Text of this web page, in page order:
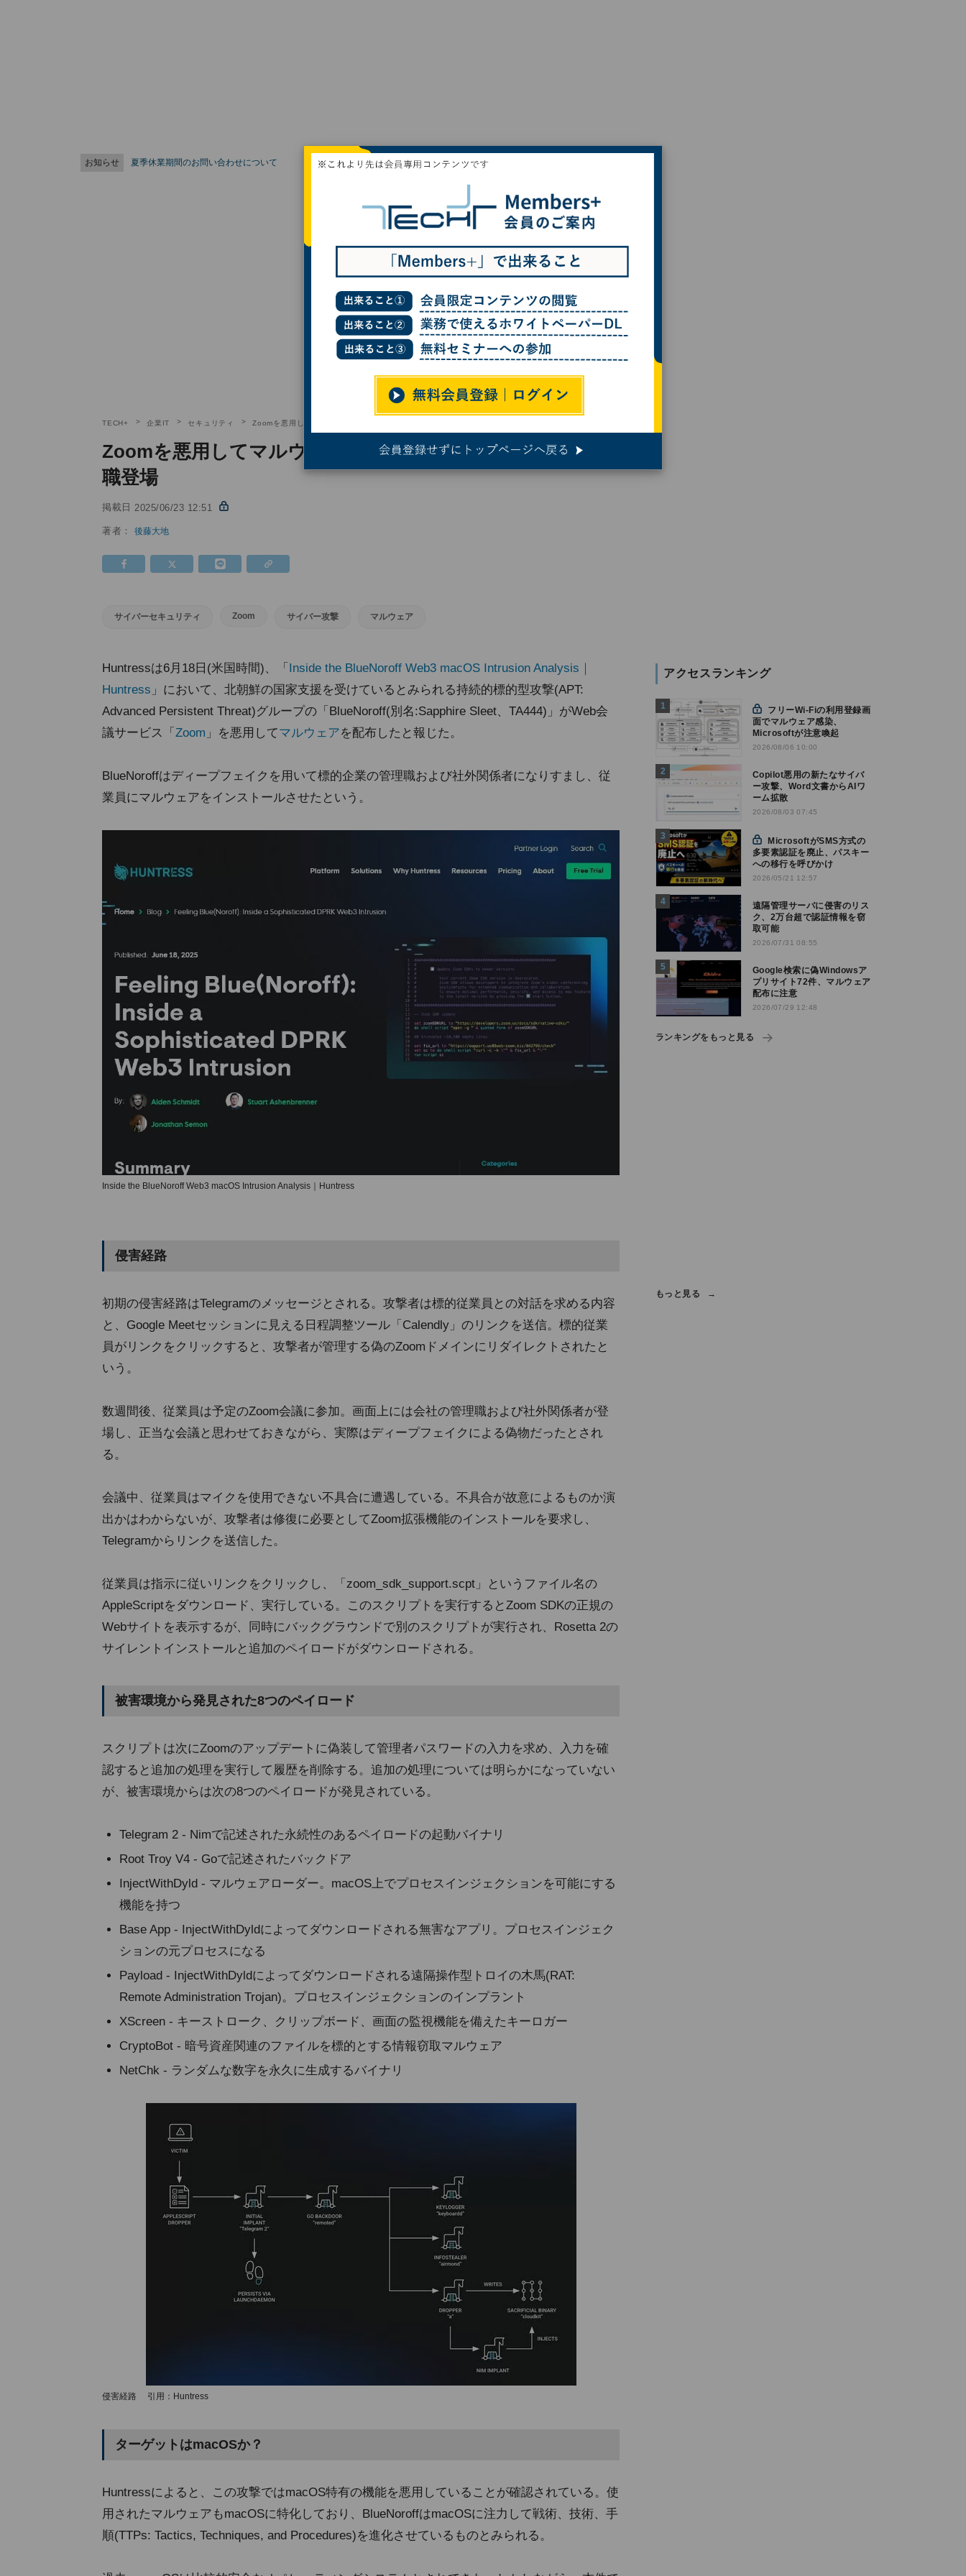
お知らせ 夏季休業期間のお問い合わせについて
TECH+ 企業IT セキュリティ Zoomを悪用してマルウェア配布、ディープフェイクの管理職登場
Zoomを悪用してマルウェア配布、ディープフェイクの管理
職登場
掲載日 2025/06/23 12:51
著者：後藤大地
サイバーセキュリティ Zoom サイバー攻撃 マルウェア
Huntressは6月18日(米国時間)、「 Inside the BlueNoroff Web3 macOS Intrusion Analysis｜
Huntress 」において、北朝鮮の国家支援を受けているとみられる持続的標的型攻撃(APT:
Advanced Persistent Threat)グループの「BlueNoroff(別名:Sapphire Sleet、TA444)」がWeb会
議サービス「 Zoom 」を悪用してマルウェアを配布したと報じた。
BlueNoroffはディープフェイクを用いて標的企業の管理職および社外関係者になりすまし、従
業員にマルウェアをインストールさせたという。
Inside the BlueNoroff Web3 macOS Intrusion Analysis｜Huntress
侵害経路
初期の侵害経路はTelegramのメッセージとされる。攻撃者は標的従業員との対話を求める内容
と、Google Meetセッションに見える日程調整ツール「Calendly」のリンクを送信。標的従業
員がリンクをクリックすると、攻撃者が管理する偽のZoomドメインにリダイレクトされたと
いう。
数週間後、従業員は予定のZoom会議に参加。画面上には会社の管理職および社外関係者が登
場し、正当な会議と思わせておきながら、実際はディープフェイクによる偽物だったとされ
る。
会議中、従業員はマイクを使用できない不具合に遭遇している。不具合が故意によるものか演
出かはわからないが、攻撃者は修復に必要としてZoom拡張機能のインストールを要求し、
Telegramからリンクを送信した。
従業員は指示に従いリンクをクリックし、「zoom_sdk_support.scpt」というファイル名の
AppleScriptをダウンロード、実行している。このスクリプトを実行するとZoom SDKの正規の
Webサイトを表示するが、同時にバックグラウンドで別のスクリプトが実行され、Rosetta 2の
サイレントインストールと追加のペイロードがダウンロードされる。
被害環境から発見された8つのペイロード
スクリプトは次にZoomのアップデートに偽装して管理者パスワードの入力を求め、入力を確
認すると追加の処理を実行して履歴を削除する。追加の処理については明らかになっていない
が、被害環境からは次の8つのペイロードが発見されている。
Telegram 2 - Nimで記述された永続性のあるペイロードの起動バイナリ
Root Troy V4 - Goで記述されたバックドア
InjectWithDyld - マルウェアローダー。macOS上でプロセスインジェクションを可能にする
機能を持つ
Base App - InjectWithDyldによってダウンロードされる無害なアプリ。プロセスインジェク
ションの元プロセスになる
Payload - InjectWithDyldによってダウンロードされる遠隔操作型トロイの木馬(RAT:
Remote Administration Trojan)。プロセスインジェクションのインプラント
XScreen - キーストローク、クリップボード、画面の監視機能を備えたキーロガー
CryptoBot - 暗号資産関連のファイルを標的とする情報窃取マルウェア
NetChk - ランダムな数字を永久に生成するバイナリ
侵害経路 引用：Huntress
ターゲットはmacOSか？
Huntressによると、この攻撃ではmacOS特有の機能を悪用していることが確認されている。使
用されたマルウェアもmacOSに特化しており、BlueNoroffはmacOSに注力して戦術、技術、手
順(TTPs: Tactics, Techniques, and Procedures)を進化させているものとみられる。
アクセスランキング
面でマルウェア感染、
Microsoftが注意喚起
2026/08/06 10:00
Copilot悪用の新たなサイバ
ー攻撃、Word文書からAIワ
ーム拡散
2026/08/03 07:45
MicrosoftがSMS方式の
多要素認証を廃止、パスキー
への移行を呼びかけ
2026/05/21 12:57
遠隔管理サーバに侵害のリス
ク、2万台超で認証情報を窃
取可能
2026/07/31 08:55
Google検索に偽Windowsア
プリサイト72件、マルウェア
配布に注意
2026/07/29 12:48
ランキングをもっと見る
もっと見る